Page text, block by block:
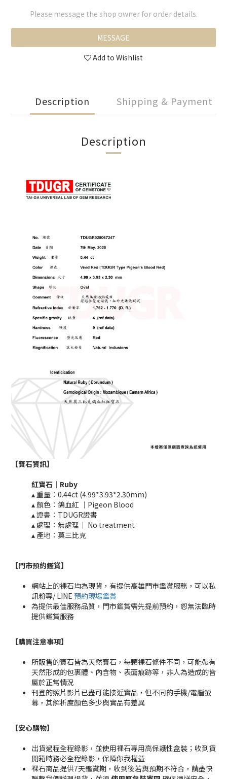
Please message the shop owner for order details.
MESSAGE
Add to Wishlist
Description Shipping & Payment
Description
【寶石資訊】
紅寶石｜Ruby
▴ 重量：0.44ct (4.99*3.93*2.30mm)
▴ 顏色：鴿血紅 ｜Pigeon Blood
▴ 證書：TDUGR證書
▴ 處理：無處理｜ No treatment​​
▴ 產地：莫三比克
【門市預約鑑賞】
網站上的裸石均為現貨，有提供高雄門市鑑賞服務，可以私
訊粉專/ LINE 預約現場鑑賞
為提供最佳服務品質，門市鑑賞需先提前預約，恕無法臨時
提供鑑賞服務
【購買注意事項】
所販售的寶石皆為天然寶石，每顆裸石條件不同，可能帶有
天然形成的包裹體、內含物、表面痕跡等，非人為造成的皆
屬於正常情況
刊登的照片影片已盡可能接近實品，但不同的手機/電腦螢
幕，其解析度顏色多少與實品有差異
【安心購物】
出貨過程全程錄影，並使用裸石專用高保護性盒裝；收到貨
開箱時務必全程錄影，保障你我權益
裸石商品提供7天鑑賞期，收到後若與預期不符合，請盡快